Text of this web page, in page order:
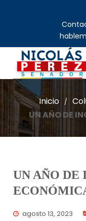
Inicio /
UN AÑO DE
UN AÑO DE
agosto 13, 2023